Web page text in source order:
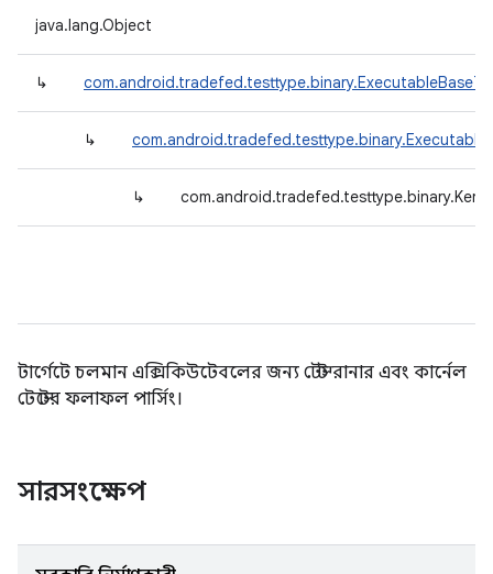
java.lang.Object
↳
↳
↳
টার্গেটে চলমান এক্সিকিউটেবলের জন্য টেস্ট রানার এবং কার্নেল
টেস্টের ফলাফল পার্সিং।
সারসংক্ষেপ